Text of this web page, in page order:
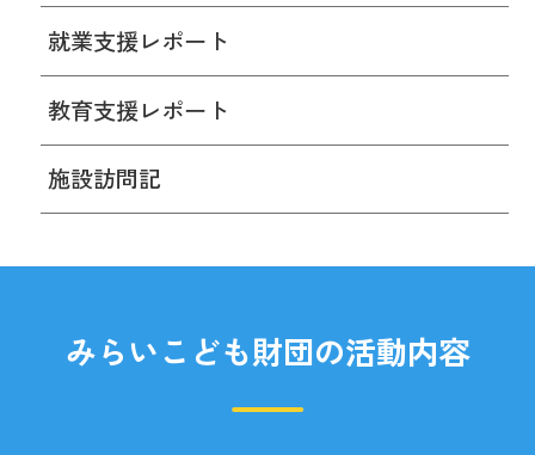
就業支援レポート
教育支援レポート
施設訪問記
みらいこども財団の活動内容